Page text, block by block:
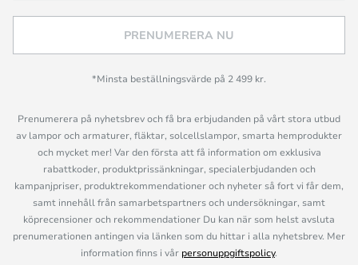
PRENUMERERA NU
*Minsta beställningsvärde på 2 499 kr.
Prenumerera på nyhetsbrev och få bra erbjudanden på vårt stora utbud
av lampor och armaturer, fläktar, solcellslampor, smarta hemprodukter
och mycket mer! Var den första att få information om exklusiva
rabattkoder, produktprissänkningar, specialerbjudanden och
kampanjpriser, produktrekommendationer och nyheter så fort vi får dem,
samt innehåll från samarbetspartners och undersökningar, samt
köprecensioner och rekommendationer Du kan när som helst avsluta
prenumerationen antingen via länken som du hittar i alla nyhetsbrev. Mer
information finns i vår personuppgiftspolicy.